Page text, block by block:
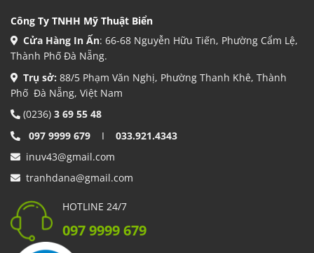
Công Ty TNHH Mỹ Thuật Biển
Cửa Hàng In Ấn: 66-68 Nguyễn Hữu Tiến, Phường Cẩm Lệ,
Thành Phố Đà Nẵng.
Trụ sở: 88/5 Phạm Văn Nghị, Phường Thanh Khê, Thành
Phố Đà Nẵng, Việt Nam
(0236) 3 69 55 48
097 9999 679 I 033.921.4343
inuv43@gmail.com
tranhdana@gmail.com
HOTLINE 24/7
097 9999 679